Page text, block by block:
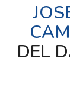
DEL